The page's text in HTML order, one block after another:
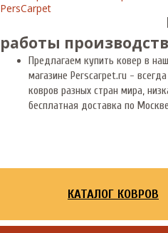
работы
Предлагаем купить ковер в
магазине Perscarpet.ru -
ковров разных стран мира,
бесплатная доставка по
КАТАЛОГ КОВРОВ